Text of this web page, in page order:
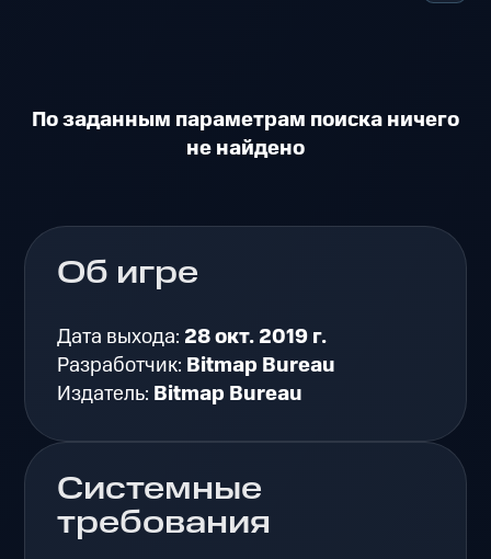
По заданным параметрам поиска ничего
не найдено
Об игре
Дата выхода: 28 окт. 2019 г.
Разработчик: Bitmap Bureau
Издатель: Bitmap Bureau
Системные
требования